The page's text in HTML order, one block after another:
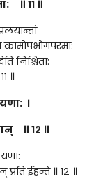
॥ ११ ॥
कामोपभोगपरमा:
निश्चिता:
॥
।
॥ १२ ॥
ईहन्ते ॥ १२ ॥